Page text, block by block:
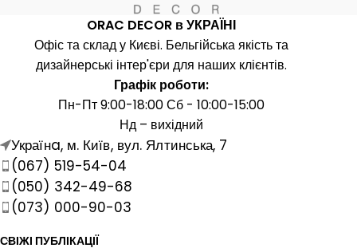
ДОВЖИНА, ММ 2000
16
ВИСОТА, ММ 16
МАТЕРІАЛ Поліуретан
КРАЇНА ВИРОБНИК
ДОВЖИНА, ММ
ШИРИНА, ММ
ORAC DECOR в УКРАЇНІ
Офіс та склад у Києві. Бельгійська якість та
дизайнерські інтер'єри для наших клієнтів.
Графік роботи:
Пн-Пт 9:00-18:00 Сб - 10:00-15:00
Нд – вихідний
Українa, м. Київ, вул. Ялтинська, 7
(067) 519-54-04
(050) 342-49-68
(073) 000-90-03
СВІЖІ ПУБЛІКАЦІЇ